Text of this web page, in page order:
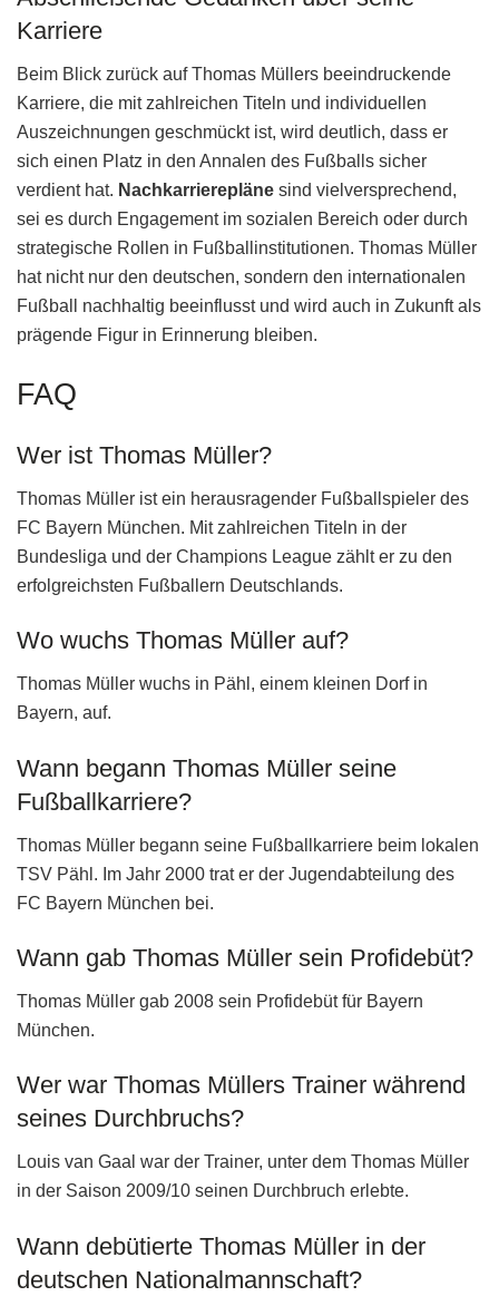
Karriere
Beim Blick zurück auf Thomas Müllers beeindruckende
Karriere, die mit zahlreichen Titeln und individuellen
Auszeichnungen geschmückt ist, wird deutlich, dass er
sich einen Platz in den Annalen des Fußballs sicher
verdient hat. Nachkarrierepläne sind vielversprechend,
sei es durch Engagement im sozialen Bereich oder durch
strategische Rollen in Fußballinstitutionen. Thomas Müller
hat nicht nur den deutschen, sondern den internationalen
Fußball nachhaltig beeinflusst und wird auch in Zukunft als
prägende Figur in Erinnerung bleiben.
FAQ
Wer ist Thomas Müller?
Thomas Müller ist ein herausragender Fußballspieler des
FC Bayern München. Mit zahlreichen Titeln in der
Bundesliga und der Champions League zählt er zu den
erfolgreichsten Fußballern Deutschlands.
Wo wuchs Thomas Müller auf?
Thomas Müller wuchs in Pähl, einem kleinen Dorf in
Bayern, auf.
Wann begann Thomas Müller seine
Fußballkarriere?
Thomas Müller begann seine Fußballkarriere beim lokalen
TSV Pähl. Im Jahr 2000 trat er der Jugendabteilung des
FC Bayern München bei.
Wann gab Thomas Müller sein Profidebüt?
Thomas Müller gab 2008 sein Profidebüt für Bayern
München.
Wer war Thomas Müllers Trainer während
seines Durchbruchs?
Louis van Gaal war der Trainer, unter dem Thomas Müller
in der Saison 2009/10 seinen Durchbruch erlebte.
Wann debütierte Thomas Müller in der
deutschen Nationalmannschaft?